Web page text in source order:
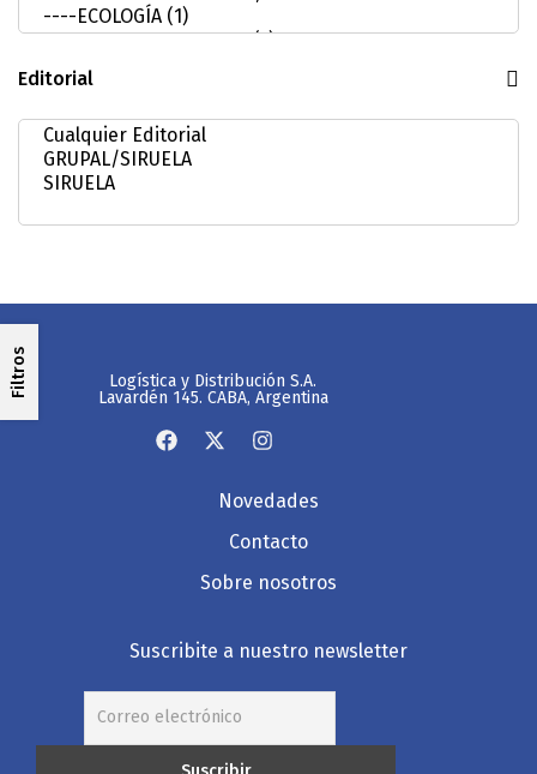
Editorial
Filtros
Logística y Distribución S.A.
Lavardén 145. CABA, Argentina
Novedades
Contacto
Sobre nosotros
Suscribite a nuestro newsletter